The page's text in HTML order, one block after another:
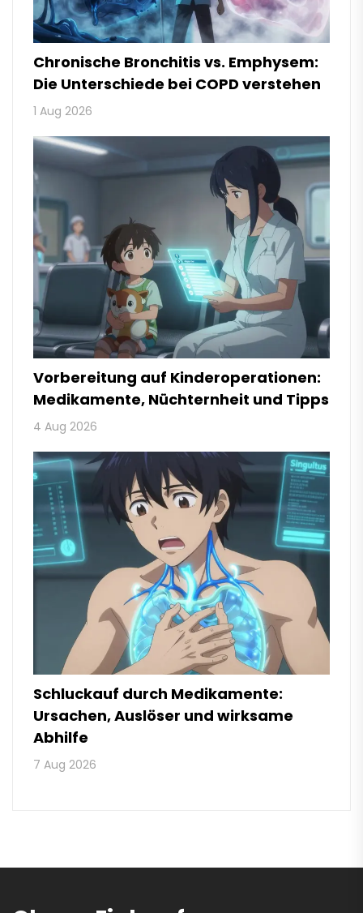
Chronische Bronchitis vs. Emphysem:
Die Unterschiede bei COPD verstehen
1 Aug 2026
Vorbereitung auf Kinderoperationen:
Medikamente, Nüchternheit und Tipps
4 Aug 2026
Schluckauf durch Medikamente:
Ursachen, Auslöser und wirksame
Abhilfe
7 Aug 2026